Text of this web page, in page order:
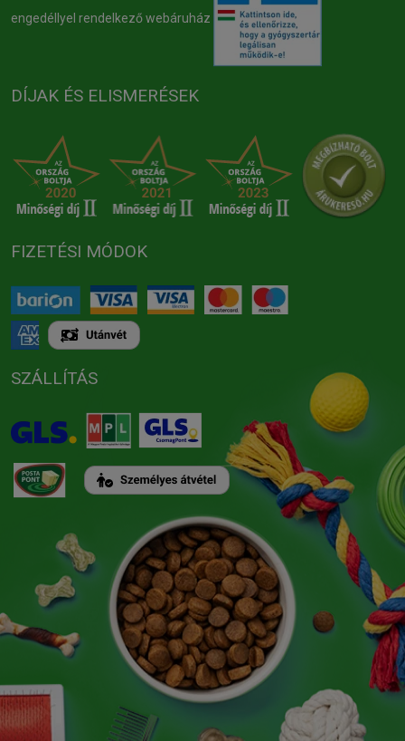
engedéllyel rendelkező webáruház
DÍJAK ÉS ELISMERÉSEK
FIZETÉSI MÓDOK
SZÁLLÍTÁS